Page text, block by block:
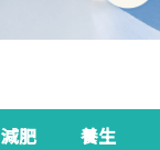
減肥 養生